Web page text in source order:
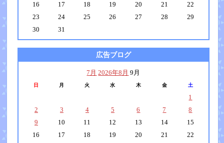
16
17 18 19 20 21
22
23
24 25 26 27 28
29
30
31
広告ブログ
7月 2026年8月 9月
日 月 火 水 木 金 土
1
2
3 4 5 6 7
8
9
10 11 12 13 14
15
16
17 18 19 20 21
22